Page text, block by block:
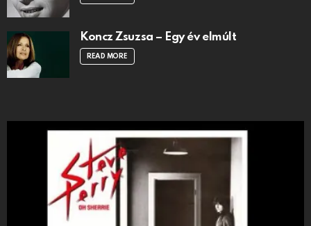
Koncz Zsuzsa – Egy év elmúlt
READ MORE